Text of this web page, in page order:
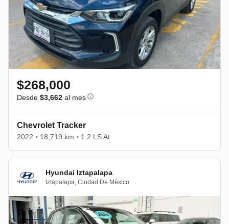
$268,000
Desde $3,662 al mes
Chevrolet Tracker
2022 • 18,719 km • 1.2 LS At
Hyundai Iztapalapa
Iztapalapa, Ciudad De México